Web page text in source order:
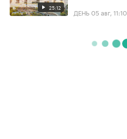
25:12 ДЕНЬ 05 авг, 11:10